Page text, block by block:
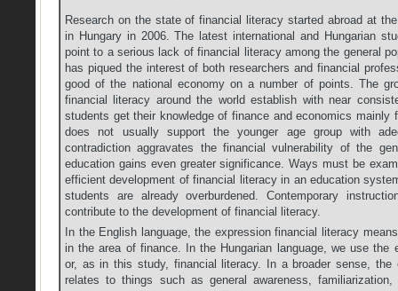
Research on the state of financial literacy started abroad at
in Hungary in 2006. The latest international and Hungarian
point to a serious lack of financial literacy among the general
has piqued the interest of both researchers and financial
good of the national economy on a number of points. The
financial literacy around the world establish with near
students get their knowledge of finance and economics mainly
does not usually support the younger age group with
contradiction aggravates the financial vulnerability of the
education gains even greater significance. Ways must be
efficient development of financial literacy in an education
students are already overburdened. Contemporary
contribute to the development of financial literacy.
In the English language, the expression financial literacy
in the area of finance. In the Hungarian language, we use the
or, as in this study, financial literacy. In a broader sense, the
relates to things such as general awareness,